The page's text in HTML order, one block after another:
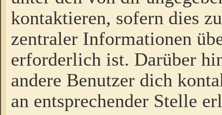
kontaktieren, sofern dies
zentraler Informationen
erforderlich ist. Darüber
andere Benutzer dich
an entsprechender Stelle